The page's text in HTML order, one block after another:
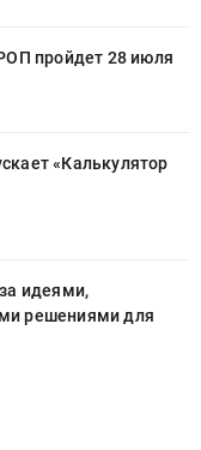
пройдет 28 июля
«Калькулятор
идеями,
решениями для